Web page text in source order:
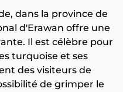
dans la province de
d'Erawan offre une
Il est célèbre pour
turquoise et ses
des visiteurs de
de grimper le